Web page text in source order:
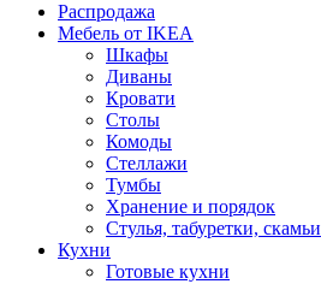
Распродажа
Мебель от IKEA
Шкафы
Диваны
Кровати
Столы
Комоды
Стеллажи
Тумбы
Хранение и порядок
Стулья, табуретки, скамьи
Кухни
Готовые кухни